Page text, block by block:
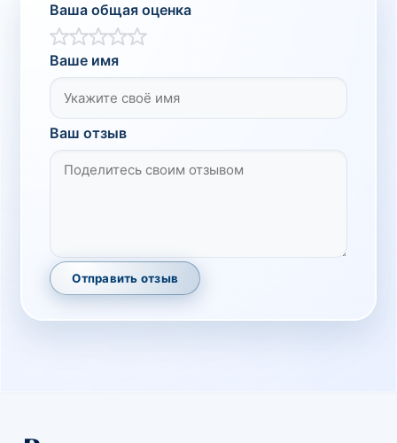
Ваша общая оценка
Ваше имя
Ваш отзыв
Отправить отзыв